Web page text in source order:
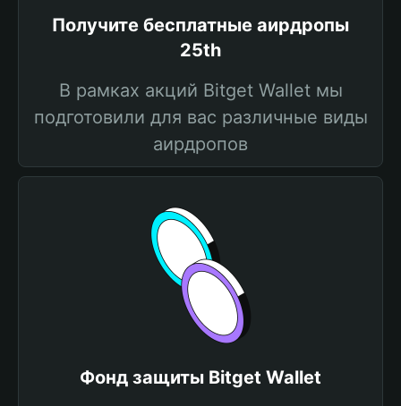
Получите бесплатные аирдропы
25th
В рамках акций Bitget Wallet мы
подготовили для вас различные виды
аирдропов
Фонд защиты Bitget Wallet